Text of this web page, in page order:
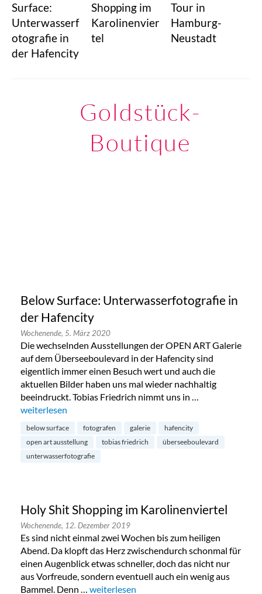
Surface:
Unterwasserf
otografie in
der Hafencity
Shopping im
Karolinenvier
tel
Tour in
Hamburg-
Neustadt
Goldstück-
Boutique
Below Surface: Unterwasserfotografie in
der Hafencity
Wochenende, 5. März 2020
Die wechselnden Ausstellungen der OPEN ART Galerie
auf dem Überseeboulevard in der Hafencity sind
eigentlich immer einen Besuch wert und auch die
aktuellen Bilder haben uns mal wieder nachhaltig
beeindruckt. Tobias Friedrich nimmt uns in …
„Below Surface: Unterwasserfotografie in der Hafencity“
weiterlesen
below surface fotografen galerie
hafencity
open art ausstellung
tobias friedrich
überseeboulevard
unterwasserfotografie
Holy Shit Shopping im Karolinenviertel
Wochenende, 12. Dezember 2019
Es sind nicht einmal zwei Wochen bis zum heiligen
Abend. Da klopft das Herz zwischendurch schonmal für
einen Augenblick etwas schneller, doch das nicht nur
aus Vorfreude, sondern eventuell auch ein wenig aus
Bammel. Denn … „Holy Shit Shopping im Karolinenviertel“
weiterlesen